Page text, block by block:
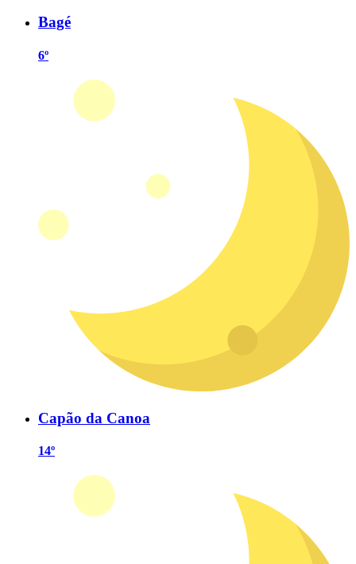
Bagé
6º
Capão da Canoa
14º